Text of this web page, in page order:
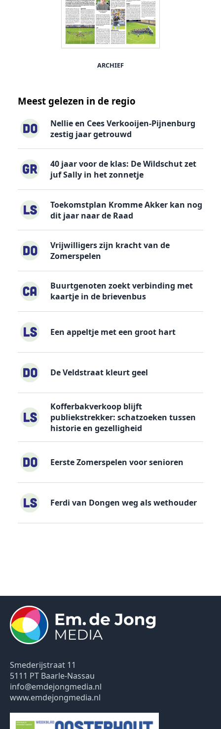
ARCHIEF
Meest gelezen in de regio
Nellie en Cees Verkooijen-Pijnenburg
zestig jaar getrouwd
40 jaar voor de klas: De Wildschut zet
juf Sally in het zonnetje
Toekomstplan Kromme Akker kan nog
dit jaar naar de Raad
Vrijwilligers zijn kracht van de
Zomerspelen
Buurtgenoten zoekt verbinding met
kaartje in de brievenbus
Een appeltje met een groot hart
De Veldstraat kleurt geel
Kofferbakverkoop blijft
publiekstrekker: schatzoeken tussen
historie en gezelligheid
Eerste Zomerspelen voor senioren
Ferdi van Dongen weg als wethouder
Smederijstraat 11
5111 PT Baarle-Nassau
info@emdejongmedia.nl
www.emdejongmedia.nl